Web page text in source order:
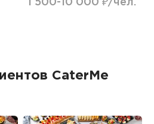
1 500-10 000 ₽/чел.
CaterMe